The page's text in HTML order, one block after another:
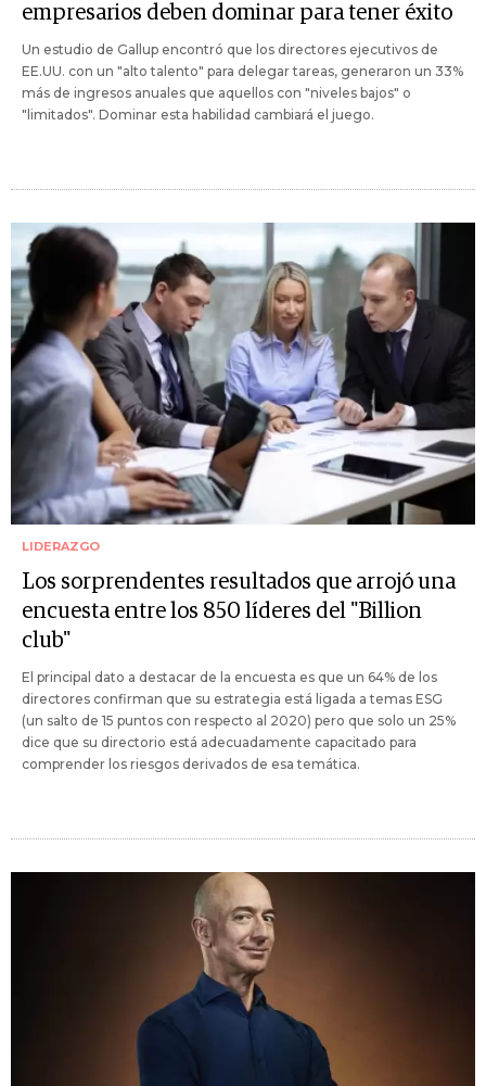
empresarios deben dominar para tener éxito
Un estudio de Gallup encontró que los directores ejecutivos de
EE.UU. con un "alto talento" para delegar tareas, generaron un 33%
más de ingresos anuales que aquellos con "niveles bajos" o
"limitados". Dominar esta habilidad cambiará el juego.
LIDERAZGO
Los sorprendentes resultados que arrojó una
encuesta entre los 850 líderes del "Billion
club"
El principal dato a destacar de la encuesta es que un 64% de los
directores confirman que su estrategia está ligada a temas ESG
(un salto de 15 puntos con respecto al 2020) pero que solo un 25%
dice que su directorio está adecuadamente capacitado para
comprender los riesgos derivados de esa temática.